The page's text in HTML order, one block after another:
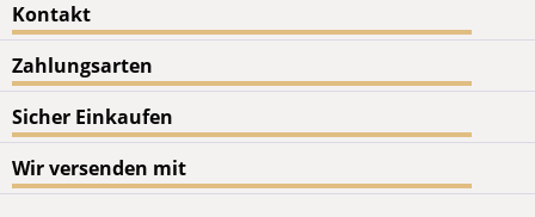
Kontakt
Zahlungsarten
Sicher Einkaufen
Wir versenden mit